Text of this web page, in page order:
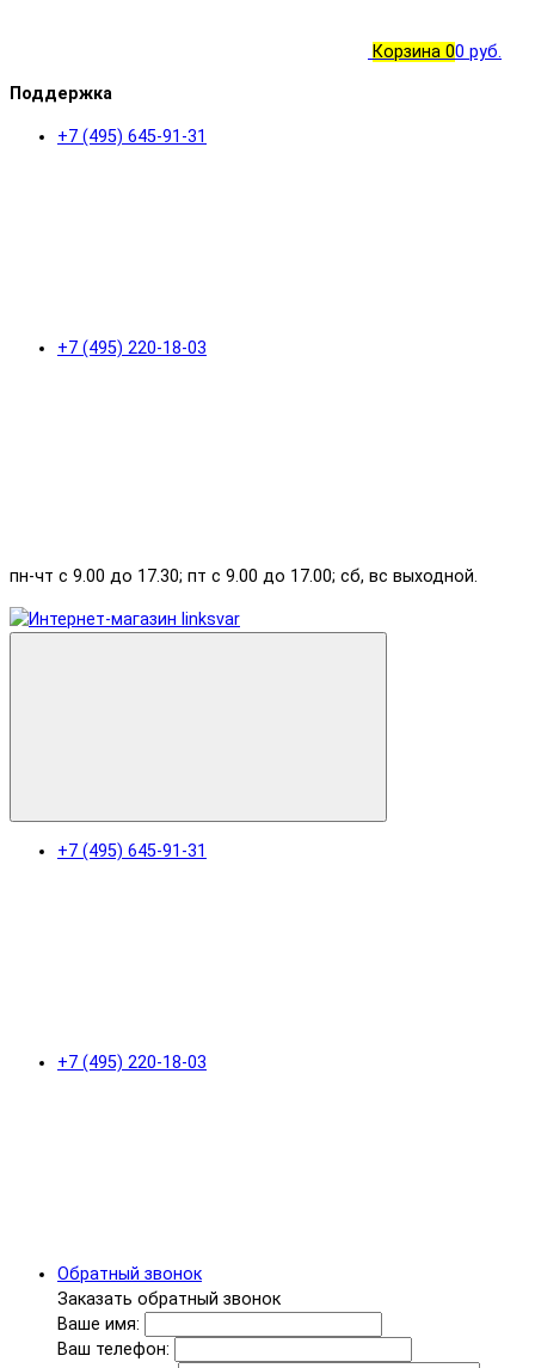
Корзина 00 руб.
Поддержка
+7 (495) 645-91-31
+7 (495) 220-18-03
пн-чт с 9.00 до 17.30; пт с 9.00 до 17.00; сб, вс выходной.
+7 (495) 645-91-31
+7 (495) 220-18-03
Обратный звонок
Заказать обратный звонок
Ваше имя:
Ваш телефон: